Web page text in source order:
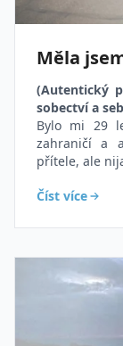
Měla
(Autentický
sobectví a
Bylo mi 29
zahraničí a
přítele, ale
Číst více